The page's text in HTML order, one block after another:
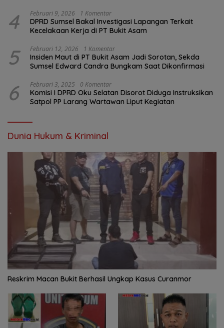
4 Februari 9, 2026 1 Komentar
DPRD Sumsel Bakal Investigasi Lapangan Terkait
Kecelakaan Kerja di PT Bukit Asam
5 Februari 12, 2026 1 Komentar
Insiden Maut di PT Bukit Asam Jadi Sorotan, Sekda
Sumsel Edward Candra Bungkam Saat Dikonfirmasi
6 Februari 3, 2025 0 Komentar
Komisi I DPRD Oku Selatan Disorot Diduga Instruksikan
Satpol PP Larang Wartawan Liput Kegiatan
Dunia Hukum & Kriminal
Reskrim Macan Bukit Berhasil Ungkap Kasus Curanmor